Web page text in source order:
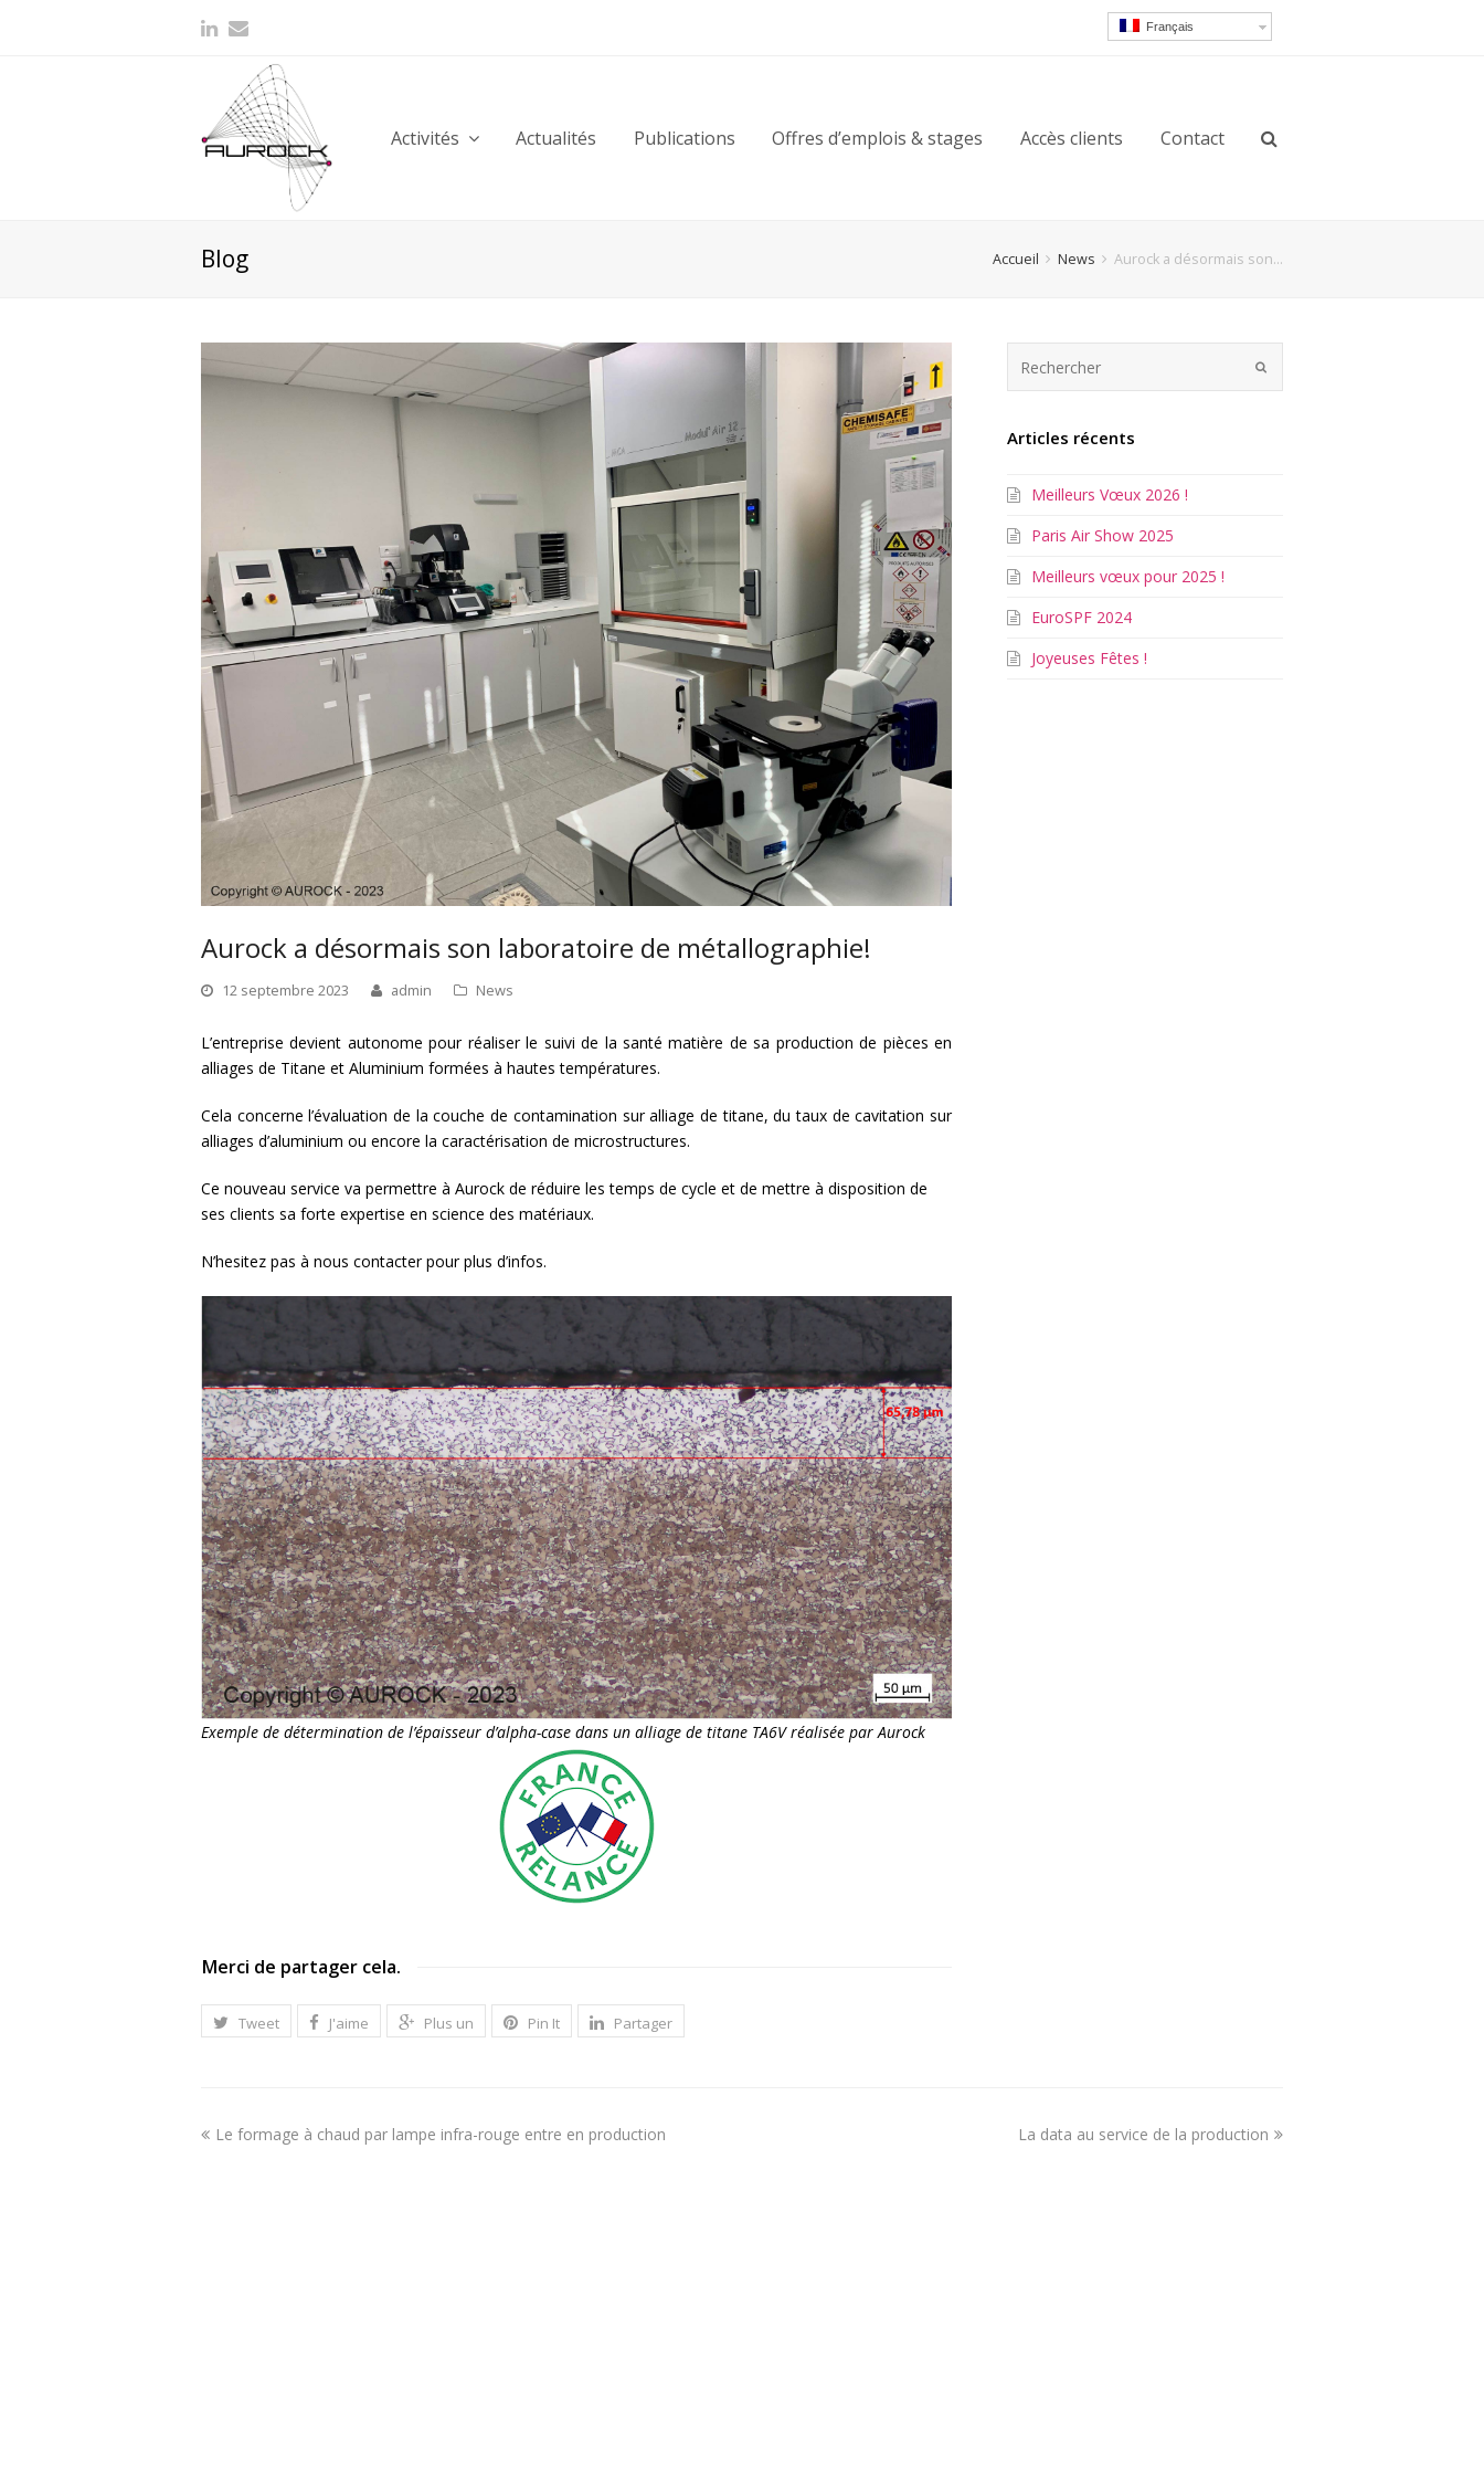
Français
Activités Actualités Publications Offres d’emplois & stages Accès clients Contact
Blog Accueil News Aurock a désormais son…
Aurock a désormais son laboratoire de métallographie!
12 septembre 2023 admin News
L’entreprise devient autonome pour réaliser le suivi de la santé matière de sa production de pièces en
alliages de Titane et Aluminium formées à hautes températures.
Cela concerne l’évaluation de la couche de contamination sur alliage de titane, du taux de cavitation sur
alliages d’aluminium ou encore la caractérisation de microstructures.
Ce nouveau service va permettre à Aurock de réduire les temps de cycle et de mettre à disposition de
ses clients sa forte expertise en science des matériaux.
N’hesitez pas à nous contacter pour plus d’infos.
Exemple de détermination de l’épaisseur d’alpha-case dans un alliage de titane TA6V réalisée par Aurock
Merci de partager cela.
Tweet J'aime Plus un Pin It Partager
Articles récents
Meilleurs Vœux 2026 !
Paris Air Show 2025
Meilleurs vœux pour 2025 !
EuroSPF 2024
Joyeuses Fêtes !
Le formage à chaud par lampe infra-rouge entre en production La data au service de la production